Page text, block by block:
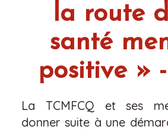
la route
santé
positive »
La TCMFCQ et ses
donner suite à une